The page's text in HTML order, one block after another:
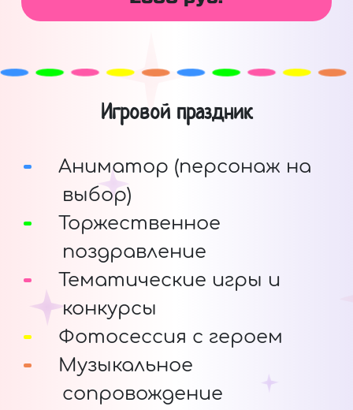
Игровой праздник
Аниматор (персонаж на
выбор)
Торжественное
поздравление
Тематические игры и
конкурсы
Фотосессия с героем
Музыкальное
сопровождение